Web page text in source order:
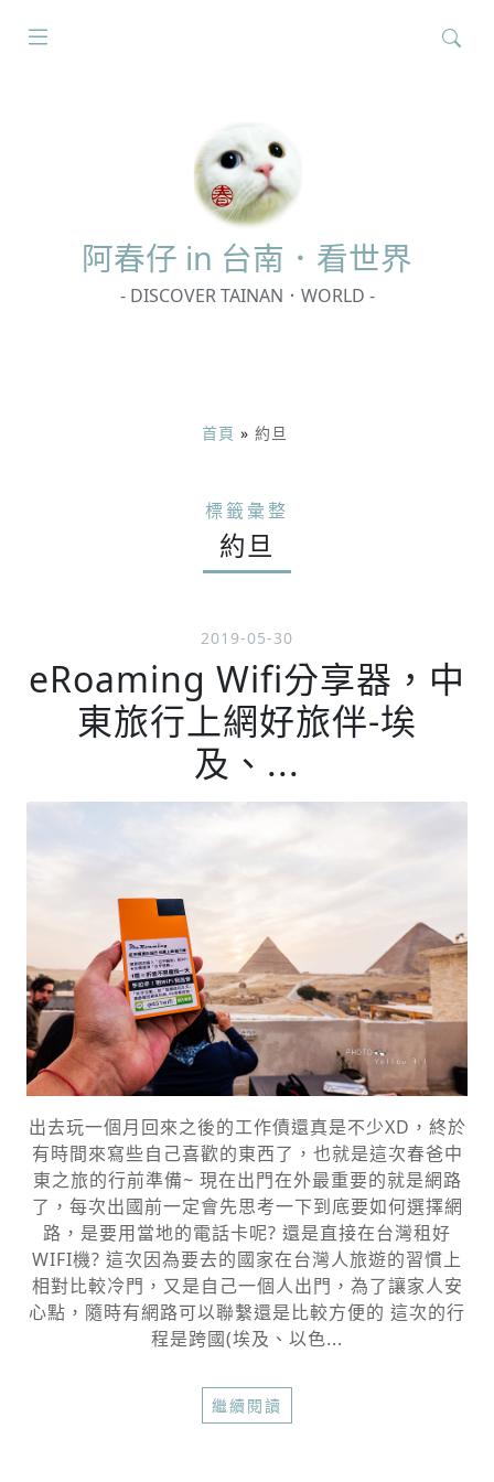
阿春仔 in 台南．看世界
- DISCOVER TAINAN．WORLD -
首頁 » 約旦
標籤彙整
約旦
2019-05-30
eRoaming Wifi分享器，中
東旅行上網好旅伴-埃
及、...
出去玩一個月回來之後的工作債還真是不少XD，終於
有時間來寫些自己喜歡的東西了，也就是這次春爸中
東之旅的行前準備~ 現在出門在外最重要的就是網路
了，每次出國前一定會先思考一下到底要如何選擇網
路，是要用當地的電話卡呢? 還是直接在台灣租好
WIFI機? 這次因為要去的國家在台灣人旅遊的習慣上
相對比較冷門，又是自己一個人出門，為了讓家人安
心點，隨時有網路可以聯繫還是比較方便的 這次的行
程是跨國(埃及、以色...
繼續閱讀